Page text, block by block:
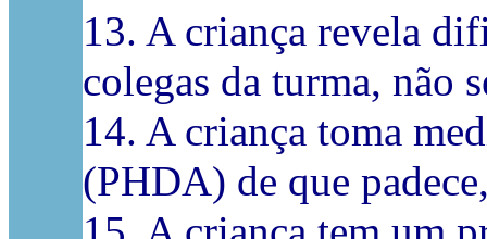
13. A criança revela
colegas da turma, não
14. A criança toma
(PHDA) de que